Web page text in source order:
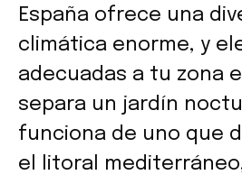
España ofrece una
climática enorme, y
adecuadas a tu zona
separa un jardín
funciona de uno que
el litoral